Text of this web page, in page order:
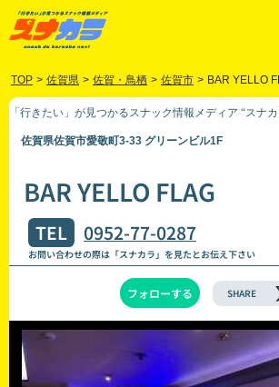
TOP > 佐賀県 > 佐賀・鳥栖 > 佐賀市 > BAR YELLO
「行きたい」が見つかるスナック情報メディア “スナ
佐賀県佐賀市愛敬町3-33 グリーンビル1F
BAR YELLO FLAG
TEL 0952-77-0287
お問い合わせの際は「スナカラ」を見たとお伝え下さい
フォローする SHARE